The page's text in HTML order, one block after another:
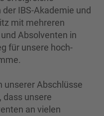
IBS-Akademie und
mit mehreren
Absolventen in
für unsere hoch-
unserer Abschlüsse
dass unsere
an vielen